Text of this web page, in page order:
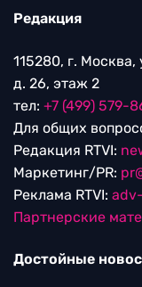
Редакция
115280, г.
д. 26, этаж 2
тел: +7 (499) 579-
Для общих
Редакция RTVI:
Маркетинг/PR:
Реклама RTVI:
Партнерские
Достойные